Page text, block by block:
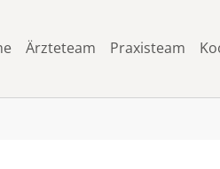
Ärzteteam Praxisteam